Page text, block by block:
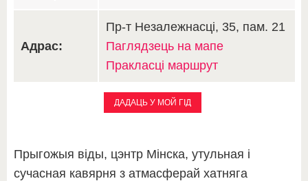
Адрас:
Пр-т Незалежнасці, 35, пам. 21
Паглядзець на мапе
Пракласці маршрут
ДАДАЦЬ У МОЙ ГІД
Прыгожыя віды, цэнтр Мінска, утульная і
сучасная кавярня з атмасферай хатняга